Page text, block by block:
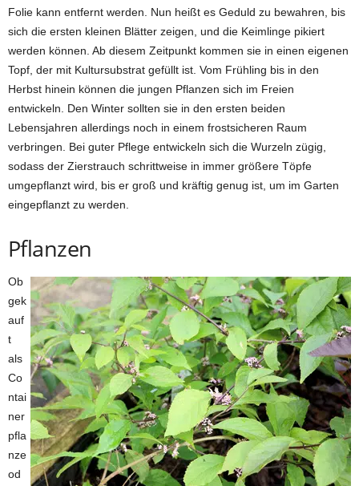
Folie kann entfernt werden. Nun heißt es Geduld zu bewahren, bis
sich die ersten kleinen Blätter zeigen, und die Keimlinge pikiert
werden können. Ab diesem Zeitpunkt kommen sie in einen eigenen
Topf, der mit Kultursubstrat gefüllt ist. Vom Frühling bis in den
Herbst hinein können die jungen Pflanzen sich im Freien
entwickeln. Den Winter sollten sie in den ersten beiden
Lebensjahren allerdings noch in einem frostsicheren Raum
verbringen. Bei guter Pflege entwickeln sich die Wurzeln zügig,
sodass der Zierstrauch schrittweise in immer größere Töpfe
umgepflanzt wird, bis er groß und kräftig genug ist, um im Garten
eingepflanzt zu werden.
Pflanzen
Ob
gek
auf
t
als
Co
ntai
ner
pfla
nze
od